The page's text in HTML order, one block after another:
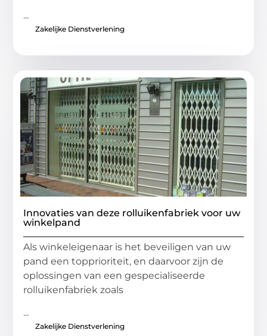
...
Zakelijke Dienstverlening
Innovaties van deze rolluikenfabriek voor uw
winkelpand
Als winkeleigenaar is het beveiligen van uw
pand een topprioriteit, en daarvoor zijn de
oplossingen van een gespecialiseerde
rolluikenfabriek zoals
...
Zakelijke Dienstverlening